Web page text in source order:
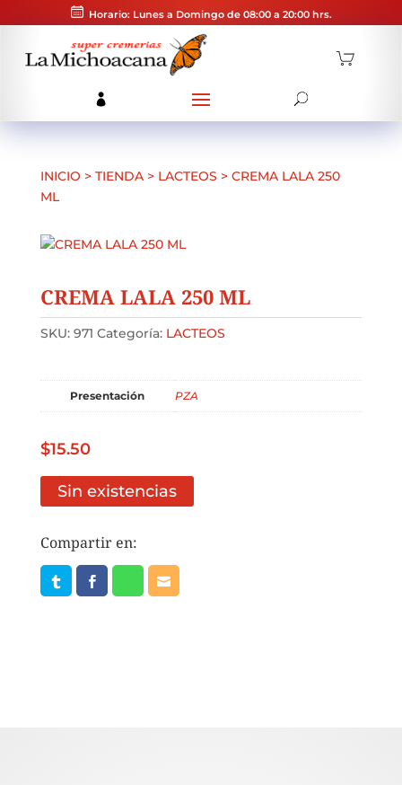
Horario: Lunes a Domingo de 08:00 a 20:00 hrs.
INICIO > TIENDA> LACTEOS > CREMA LALA 250
ML
CREMA LALA 250 ML
SKU: 971 Categoría: LACTEOS
Presentación PZA
$15.50
Sin existencias
Compartir en: